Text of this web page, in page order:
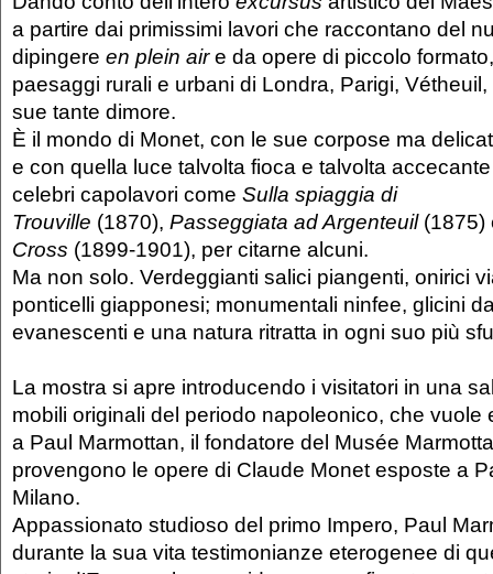
a partire dai primissimi lavori che raccontano del
dipingere en plein aire da opere di piccolo
paesaggi rurali e urbani di Londra, Parigi,
sue tante dimore.
È il mondo di Monet, con le sue corpose ma
e con quella luce talvolta fioca e talvolta
celebri capolavori come Sulla spiaggia di
Trouville (1870), Passeggiata ad Argenteuil
Cross (1899-1901), per citarne alcuni.
Ma non solo. Verdeggianti salici piangenti, onirici
ponticelli giapponesi; monumentali ninfee, glicini
evanescenti e una natura ritratta in ogni suo più
La mostra si apre introducendo i visitatori in una
mobili originali del periodo napoleonico, che vuole
a Paul Marmottan, il fondatore del Musée
provengono le opere di Claude Monet esposte a
Milano.
Appassionato studioso del primo Impero, Paul
durante la sua vita testimonianze eterogenee di